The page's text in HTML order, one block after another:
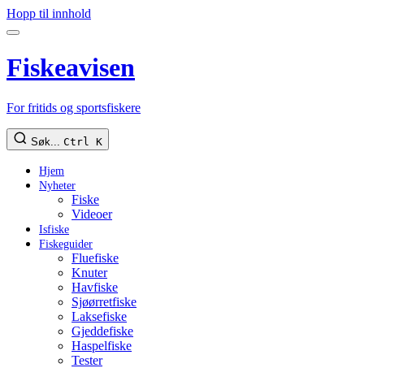
Hopp til innhold
Fiskeavisen
For fritids og sportsfiskere
Søk... Ctrl K
Hjem
Nyheter
Fiske
Videoer
Isfiske
Fiskeguider
Fluefiske
Knuter
Havfiske
Sjøørretfiske
Laksefiske
Gjeddefiske
Haspelfiske
Tester